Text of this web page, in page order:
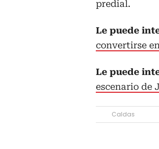
predial.
Le puede
convertirse
Le puede
escenario de
Caldas